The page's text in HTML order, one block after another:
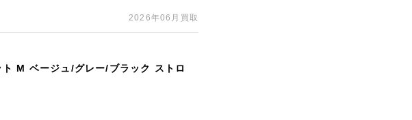
2026年06月買取
M ベージュ/グレー/ブラック ストロ